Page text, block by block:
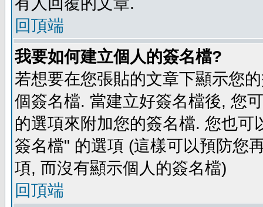
回頂端
我要如何建立個人的簽名檔?
若想要在您張貼的文章下顯示您
個簽名檔. 當建立好簽名檔後, 您
的選項來附加您的簽名檔. 您也
簽名檔" 的選項 (這樣可以預防您
項, 而沒有顯示個人的簽名檔)
回頂端